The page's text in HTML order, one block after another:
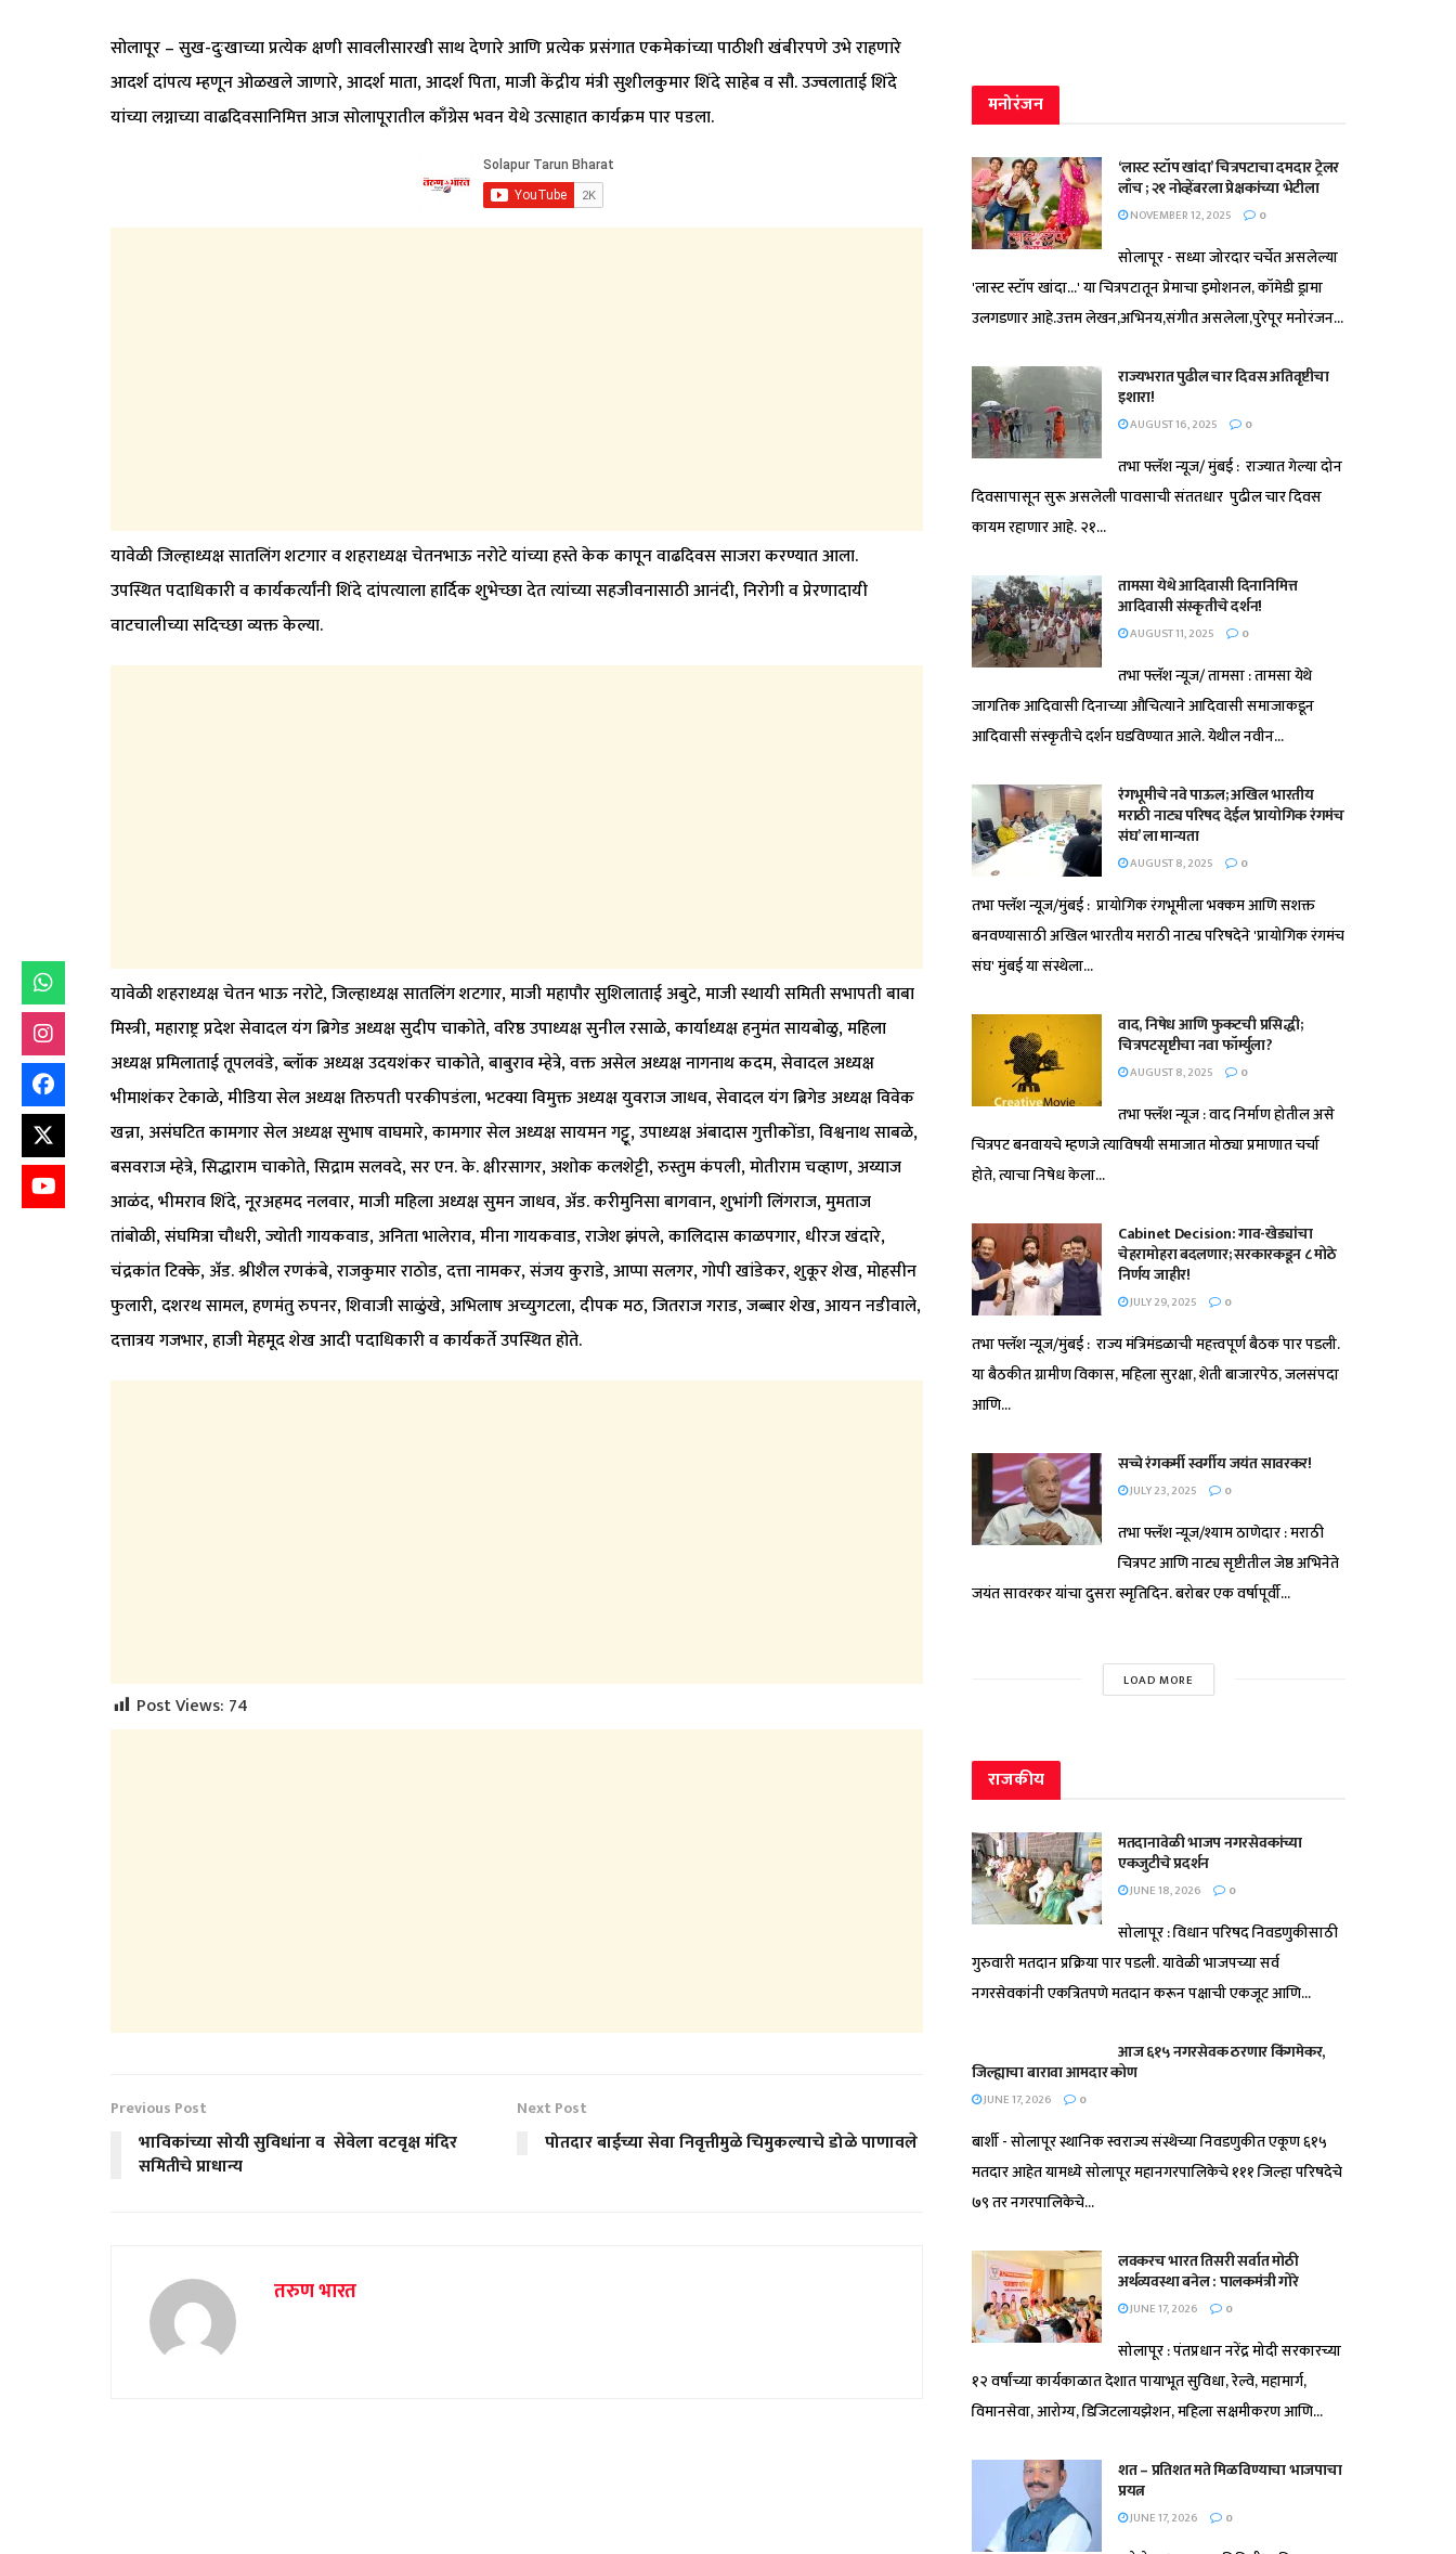
सोलापूर – सुख-दुःखाच्या प्रत्येक क्षणी सावलीसारखी साथ देणारे आणि प्रत्येक प्रसंगात एकमेकांच्या पाठीशी खंबीरपणे उभे राहणारे
आदर्श दांपत्य म्हणून ओळखले जाणारे, आदर्श माता, आदर्श पिता, माजी केंद्रीय मंत्री सुशीलकुमार शिंदे साहेब व सौ. उज्वलाताई शिंदे
यांच्या लग्नाच्या वाढदिवसानिमित्त आज सोलापूरातील काँग्रेस भवन येथे उत्साहात कार्यक्रम पार पडला.
यावेळी जिल्हाध्यक्ष सातलिंग शटगार व शहराध्यक्ष चेतनभाऊ नरोटे यांच्या हस्ते केक कापून वाढदिवस साजरा करण्यात आला.
उपस्थित पदाधिकारी व कार्यकर्त्यांनी शिंदे दांपत्याला हार्दिक शुभेच्छा देत त्यांच्या सहजीवनासाठी आनंदी, निरोगी व प्रेरणादायी
वाटचालीच्या सदिच्छा व्यक्त केल्या.
यावेळी शहराध्यक्ष चेतन भाऊ नरोटे, जिल्हाध्यक्ष सातलिंग शटगार, माजी महापौर सुशिलाताई अबुटे, माजी स्थायी समिती सभापती बाबा
मिस्त्री, महाराष्ट्र प्रदेश सेवादल यंग ब्रिगेड अध्यक्ष सुदीप चाकोते, वरिष्ठ उपाध्यक्ष सुनील रसाळे, कार्याध्यक्ष हनुमंत सायबोळु, महिला
अध्यक्ष प्रमिलाताई तूपलवंडे, ब्लॉक अध्यक्ष उदयशंकर चाकोते, बाबुराव म्हेत्रे, वक्त असेल अध्यक्ष नागनाथ कदम, सेवादल अध्यक्ष
भीमाशंकर टेकाळे, मीडिया सेल अध्यक्ष तिरुपती परकीपडंला, भटक्या विमुक्त अध्यक्ष युवराज जाधव, सेवादल यंग ब्रिगेड अध्यक्ष विवेक
खन्ना, असंघटित कामगार सेल अध्यक्ष सुभाष वाघमारे, कामगार सेल अध्यक्ष सायमन गट्टू, उपाध्यक्ष अंबादास गुत्तीकोंडा, विश्वनाथ साबळे,
बसवराज म्हेत्रे, सिद्धाराम चाकोते, सिद्राम सलवदे, सर एन. के. क्षीरसागर, अशोक कलशेट्टी, रुस्तुम कंपली, मोतीराम चव्हाण, अय्याज
आळंद, भीमराव शिंदे, नूरअहमद नलवार, माजी महिला अध्यक्ष सुमन जाधव, अ‍ॅड. करीमुनिसा बागवान, शुभांगी लिंगराज, मुमताज
तांबोळी, संघमित्रा चौधरी, ज्योती गायकवाड, अनिता भालेराव, मीना गायकवाड, राजेश झंपले, कालिदास काळपगार, धीरज खंदारे,
चंद्रकांत टिक्के, अ‍ॅड. श्रीशैल रणकंबे, राजकुमार राठोड, दत्ता नामकर, संजय कुराडे, आप्पा सलगर, गोपी खांडेकर, शुकूर शेख, मोहसीन
फुलारी, दशरथ सामल, हणमंतु रुपनर, शिवाजी साळुंखे, अभिलाष अच्युगटला, दीपक मठ, जितराज गराड, जब्बार शेख, आयन नडीवाले,
दत्तात्रय गजभार, हाजी मेहमूद शेख आदी पदाधिकारी व कार्यकर्ते उपस्थित होते.
Post Views: 74
Previous Post
भाविकांच्या सोयी सुविधांना व सेवेला वटवृक्ष मंदिर
समितीचे प्राधान्य
Next Post
पोतदार बाईच्या सेवा निवृत्तीमुळे चिमुकल्याचे डोळे पाणावले
तरुण भारत
मनोरंजन
‘लास्ट स्टॉप खांदा’ चित्रपटाचा दमदार ट्रेलर
लाँच ; २१ नोव्हेंबरला प्रेक्षकांच्या भेटीला
NOVEMBER 12, 2025 0
सोलापूर - सध्या जोरदार चर्चेत असलेल्या
'लास्ट स्टॉप खांदा...' या चित्रपटातून प्रेमाचा इमोशनल, कॉमेडी ड्रामा
उलगडणार आहे.उत्तम लेखन,अभिनय,संगीत असलेला,पुरेपूर मनोरंजन...
राज्यभरात पुढील चार दिवस अतिवृष्टीचा
इशारा!
AUGUST 16, 2025 0
तभा फ्लॅश न्यूज/ मुंबई : राज्यात गेल्या दोन
दिवसापासून सुरू असलेली पावसाची संततधार पुढील चार दिवस
कायम रहाणार आहे. २१...
तामसा येथे आदिवासी दिनानिमित्त
आदिवासी संस्कृतीचे दर्शन!
AUGUST 11, 2025 0
तभा फ्लॅश न्यूज/ तामसा : तामसा येथे
जागतिक आदिवासी दिनाच्या औचित्याने आदिवासी समाजाकडून
आदिवासी संस्कृतीचे दर्शन घडविण्यात आले. येथील नवीन...
रंगभूमीचे नवे पाऊल; अखिल भारतीय
मराठी नाट्य परिषद देईल ‘प्रायोगिक रंगमंच
संघ’ ला मान्यता
AUGUST 8, 2025 0
तभा फ्लॅश न्यूज/मुंबई : प्रायोगिक रंगभूमीला भक्कम आणि सशक्त
बनवण्यासाठी अखिल भारतीय मराठी नाट्य परिषदेने 'प्रायोगिक रंगमंच
संघ' मुंबई या संस्थेला...
वाद, निषेध आणि फुकटची प्रसिद्धी;
चित्रपटसृष्टीचा नवा फॉर्म्युला?
AUGUST 8, 2025 0
तभा फ्लॅश न्यूज : वाद निर्माण होतील असे
चित्रपट बनवायचे म्हणजे त्याविषयी समाजात मोठ्या प्रमाणात चर्चा
होते, त्याचा निषेध केला...
Cabinet Decision: गाव-खेड्यांचा
चेहरामोहरा बदलणार; सरकारकडून ८ मोठे
निर्णय जाहीर!
JULY 29, 2025 0
तभा फ्लॅश न्यूज/मुंबई : राज्य मंत्रिमंडळाची महत्त्वपूर्ण बैठक पार पडली.
या बैठकीत ग्रामीण विकास, महिला सुरक्षा, शेती बाजारपेठ, जलसंपदा
आणि...
सच्चे रंगकर्मी स्वर्गीय जयंत सावरकर!
JULY 23, 2025 0
तभा फ्लॅश न्यूज/श्याम ठाणेदार : मराठी
चित्रपट आणि नाट्य सृष्टीतील जेष्ठ अभिनेते
जयंत सावरकर यांचा दुसरा स्मृतिदिन. बरोबर एक वर्षापूर्वी...
LOAD MORE
राजकीय
मतदानावेळी भाजप नगरसेवकांच्या
एकजुटीचे प्रदर्शन
JUNE 18, 2026 0
सोलापूर : विधान परिषद निवडणुकीसाठी
गुरुवारी मतदान प्रक्रिया पार पडली. यावेळी भाजपच्या सर्व
नगरसेवकांनी एकत्रितपणे मतदान करून पक्षाची एकजूट आणि...
आज ६१५ नगरसेवक ठरणार किंगमेकर,
जिल्ह्याचा बारावा आमदार कोण
JUNE 17, 2026 0
बार्शी - सोलापूर स्थानिक स्वराज्य संस्थेच्या निवडणुकीत एकूण ६१५
मतदार आहेत यामध्ये सोलापूर महानगरपालिकेचे १११ जिल्हा परिषदेचे
७९ तर नगरपालिकेचे...
लवकरच भारत तिसरी सर्वात मोठी
अर्थव्यवस्था बनेल : पालकमंत्री गोरे
JUNE 17, 2026 0
सोलापूर : पंतप्रधान नरेंद्र मोदी सरकारच्या
१२ वर्षांच्या कार्यकाळात देशात पायाभूत सुविधा, रेल्वे, महामार्ग,
विमानसेवा, आरोग्य, डिजिटलायझेशन, महिला सक्षमीकरण आणि...
शत – प्रतिशत मते मिळविण्याचा भाजपाचा
प्रयत्न
JUNE 17, 2026 0